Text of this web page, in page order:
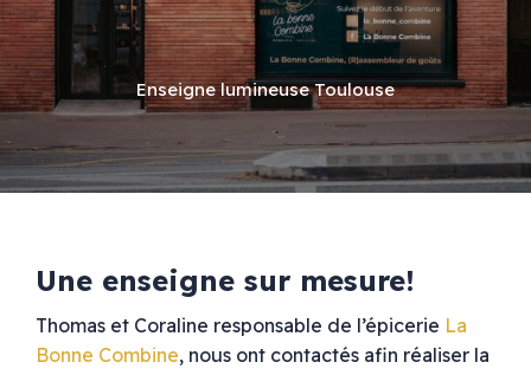
Enseigne lumineuse Toulouse
Une enseigne sur mesure!
Thomas et Coraline responsable de l’épicerie La
Bonne Combine, nous ont contactés afin réaliser la